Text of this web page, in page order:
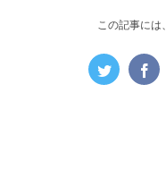
この記事には